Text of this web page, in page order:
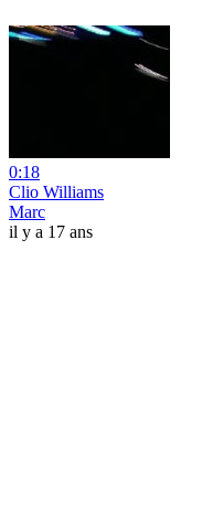
0:18
Clio Williams
Marc
il y a 17 ans